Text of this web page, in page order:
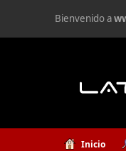
Bienvenido a
Inicio